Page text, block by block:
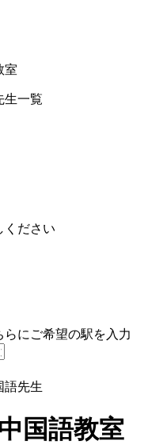
室
生一覧
ください
にご希望の駅を入力
語先生
国語教室